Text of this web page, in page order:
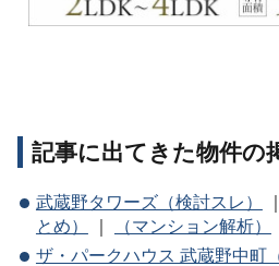
記事に出てきた物件の
武蔵野タワーズ（検討スレ） ｜
とめ）
｜
（マンション解析）
ザ・パークハウス 武蔵野中町